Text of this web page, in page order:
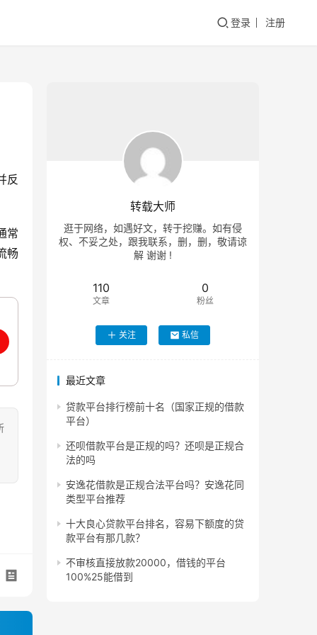
登录 注册
反
常
畅
转载大师
逛于网络，如遇好文，转于挖赚。如有侵
权、不妥之处，跟我联系，删，删，敬请谅
解 谢谢 !
110
文章
0
粉丝
关注 私信
最近文章
贷款平台排行榜前十名（国家正规的借款
平台）
还呗借款平台是正规的吗？还呗是正规合
法的吗
安逸花借款是正规合法平台吗？安逸花同
类型平台推荐
十大良心贷款平台排名，容易下额度的贷
款平台有那几款？
不审核直接放款20000，借钱的平台
100%25能借到